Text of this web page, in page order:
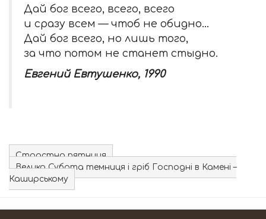
Дай бог всего, всего, всего
и сразу всем — чтоб не обидно…
Дай бог всего, но лишь того,
за что потом не станет стыдно.
Евгений Евтушенко, 1990
Страстна пятниця
Велика Субота темниця і гріб Господні в Камені –
Каширському